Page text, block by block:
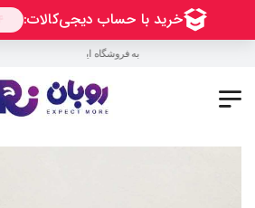
به فروشگاه اینترنتی روبان خوش آمدید !